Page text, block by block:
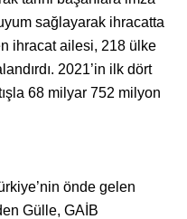
sağlayarak ihracatta
ihracat ailesi, 218 ülke
2021’in ilk dört
68 milyar 752 milyon
önde gelen
Gülle, GAİB